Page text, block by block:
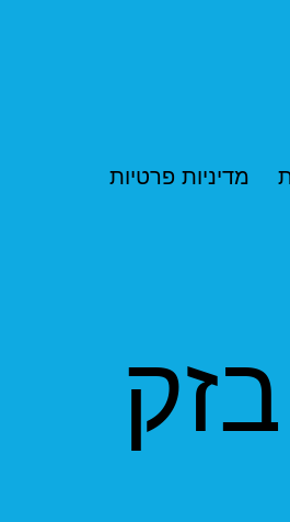
מדיניות פרטיות